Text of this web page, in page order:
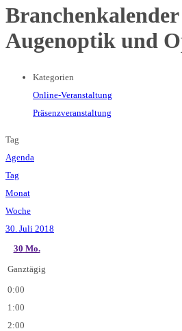
Augenoptik und
Kategorien
Online-Veranstaltung
Präsenzveranstaltung
Tag
Agenda
Tag
Monat
Woche
30. Juli 2018
30 Mo.
Ganztägig
0:00
1:00
2:00